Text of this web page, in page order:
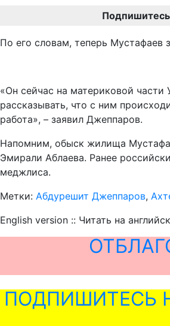
Подпишитесь
По его словам, теперь Мустафаев
«Он сейчас на материковой
рассказывать, что с ним
работа», – заявил Джеппаров.
Напомним, обыск жилища
Эмирали Аблаева. Ранее
меджлиса.
Метки: Абдурешит Джеппаров,
English version :: Читать на
ПОДПИШИТЕСЬ